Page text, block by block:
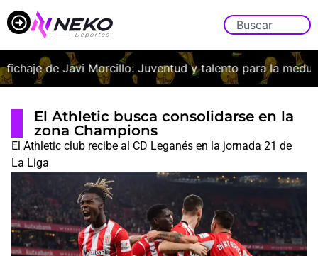
de Javi Morcillo: Juventud y talento para la medular
El Athletic busca consolidarse en la
zona Champions
El Athletic club recibe al CD Leganés en la jornada 21 de
La Liga